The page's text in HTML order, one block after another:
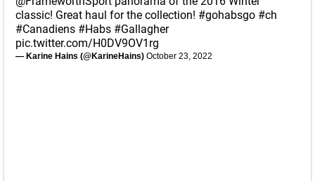
classic! Great haul for the collection! #gohabsgo #ch
#Canadiens #Habs #Gallagher
pic.twitter.com/H0DV9OV1rg
— Karine Hains (@KarineHains) October 23, 2022